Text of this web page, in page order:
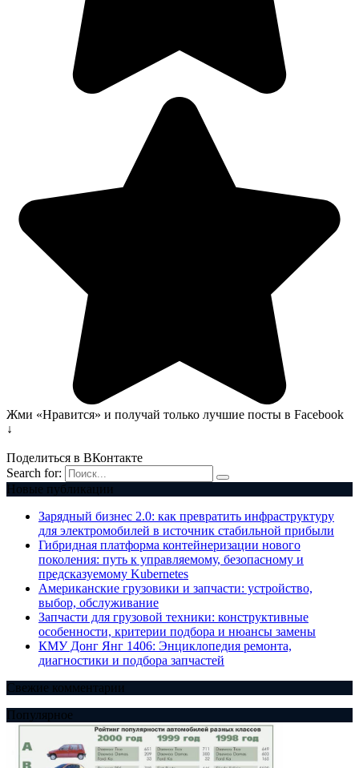
Жми «Нравится» и получай только лучшие посты в Facebook
↓
Поделиться в ВКонтакте
Search for:
Новые публикации
Зарядный бизнес 2.0: как превратить инфраструктуру
для электромобилей в источник стабильной прибыли
Гибридная платформа контейнеризации нового
поколения: путь к управляемому, безопасному и
предсказуемому Kubernetes
Американские грузовики и запчасти: устройство,
выбор, обслуживание
Запчасти для грузовой техники: конструктивные
особенности, критерии подбора и нюансы замены
КМУ Донг Янг 1406: Энциклопедия ремонта,
диагностики и подбора запчастей
Свежие комментарии
Популярное